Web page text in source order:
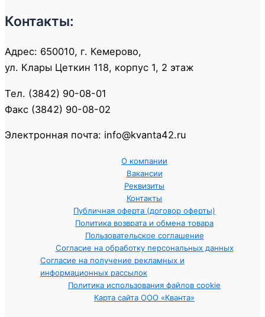
Контакты:
Адрес: 650010, г. Кемерово,
ул. Клары Цеткин 118, корпус 1, 2 этаж
Тел. (3842) 90-08-01
Факс (3842) 90-08-02
Электронная почта: info@kvanta42.ru
О компании
Вакансии
Реквизиты
Контакты
Публичная оферта (договор оферты)
Политика возврата и обмена товара
Пользовательское соглашение
Согласие на обработку персональных данных
Согласие на получение рекламных и
информационных рассылок
Политика использования файлов cookie
Карта сайта ООО «Кванта»